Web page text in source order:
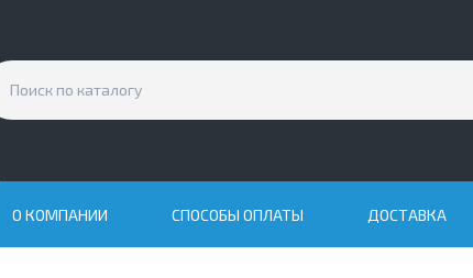
О КОМПАНИИ СПОСОБЫ ОПЛАТЫ ДОСТАВКА